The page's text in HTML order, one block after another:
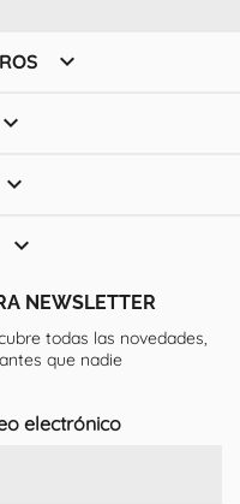




NEWSLETTER
todas las novedades,
que nadie
electrónico